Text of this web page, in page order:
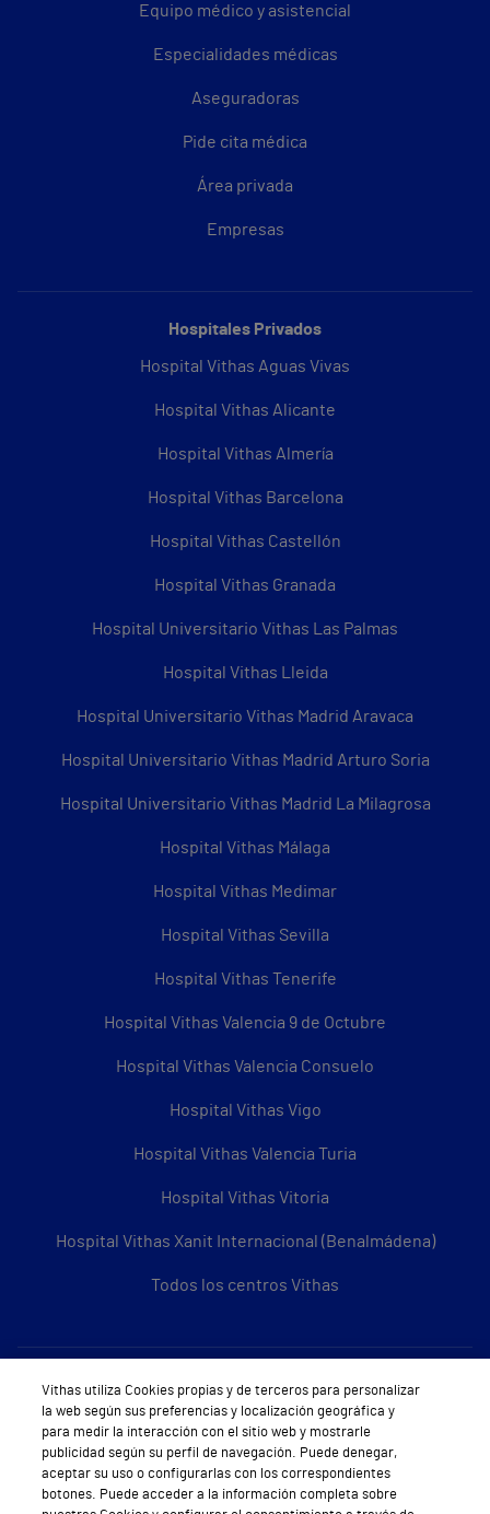
Equipo médico y asistencial
Especialidades médicas
Aseguradoras
Pide cita médica
Área privada
Empresas
Hospitales Privados
Hospital Vithas Aguas Vivas
Hospital Vithas Alicante
Hospital Vithas Almería
Hospital Vithas Barcelona
Hospital Vithas Castellón
Hospital Vithas Granada
Hospital Universitario Vithas Las Palmas
Hospital Vithas Lleida
Hospital Universitario Vithas Madrid Aravaca
Hospital Universitario Vithas Madrid Arturo Soria
Hospital Universitario Vithas Madrid La Milagrosa
Hospital Vithas Málaga
Hospital Vithas Medimar
Hospital Vithas Sevilla
Hospital Vithas Tenerife
Hospital Vithas Valencia 9 de Octubre
Hospital Vithas Valencia Consuelo
Hospital Vithas Vigo
Hospital Vithas Valencia Turia
Hospital Vithas Vitoria
Hospital Vithas Xanit Internacional (Benalmádena)
Todos los centros Vithas
Sobre Vithas
Quiénes somos
Trabajar en Vithas
Teléfono Cita Médica
Vithas utiliza Cookies propias y de terceros para personalizar
la web según sus preferencias y localización geográfica y
para medir la interacción con el sitio web y mostrarle
publicidad según su perfil de navegación. Puede denegar,
aceptar su uso o configurarlas con los correspondientes
botones. Puede acceder a la información completa sobre